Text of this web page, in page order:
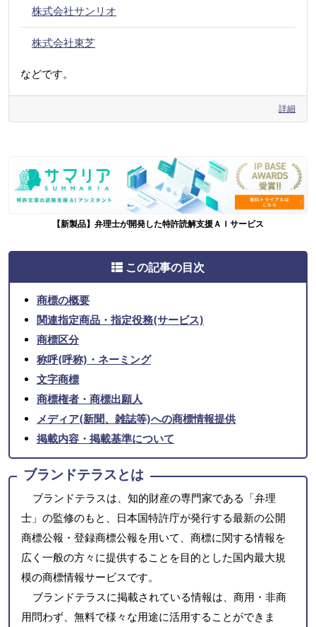
株式会社サンリオ
株式会社東芝
などです。
詳細
【新製品】弁理士が開発した特許読解支援ＡＩサービス
この記事の目次
商標の概要
関連指定商品・指定役務(サービス)
商標区分
称呼(呼称)・ネーミング
文字商標
商標権者・商標出願人
メディア(新聞、雑誌等)への商標情報提供
掲載内容・掲載基準について
ブランドテラスとは
ブランドテラスは、知的財産の専門家である「弁理
士」の監修のもと、日本国特許庁が発行する最新の公開
商標公報・登録商標公報を用いて、商標に関する情報を
広く一般の方々に提供することを目的とした国内最大規
模の商標情報サービスです。
ブランドテラスに掲載されている情報は、商用・非商
用問わず、無料で様々な用途に活用することができま